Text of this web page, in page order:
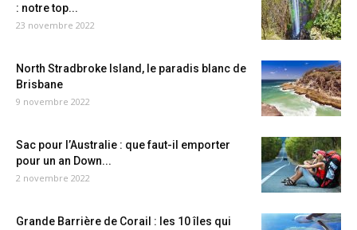
: notre top...
23 novembre 2022
North Stradbroke Island, le paradis blanc de
Brisbane
9 novembre 2022
Sac pour l’Australie : que faut-il emporter
pour un an Down...
2 novembre 2022
Grande Barrière de Corail : les 10 îles qui